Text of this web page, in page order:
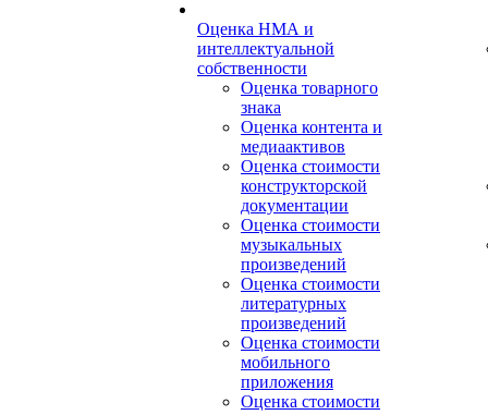
Оценка НМА и
интеллектуальной
собственности
Оценка товарного
знака
Оценка контента и
медиаактивов
Оценка стоимости
конструкторской
документации
Оценка стоимости
музыкальных
произведений
Оценка стоимости
литературных
произведений
Оценка стоимости
мобильного
приложения
Оценка стоимости